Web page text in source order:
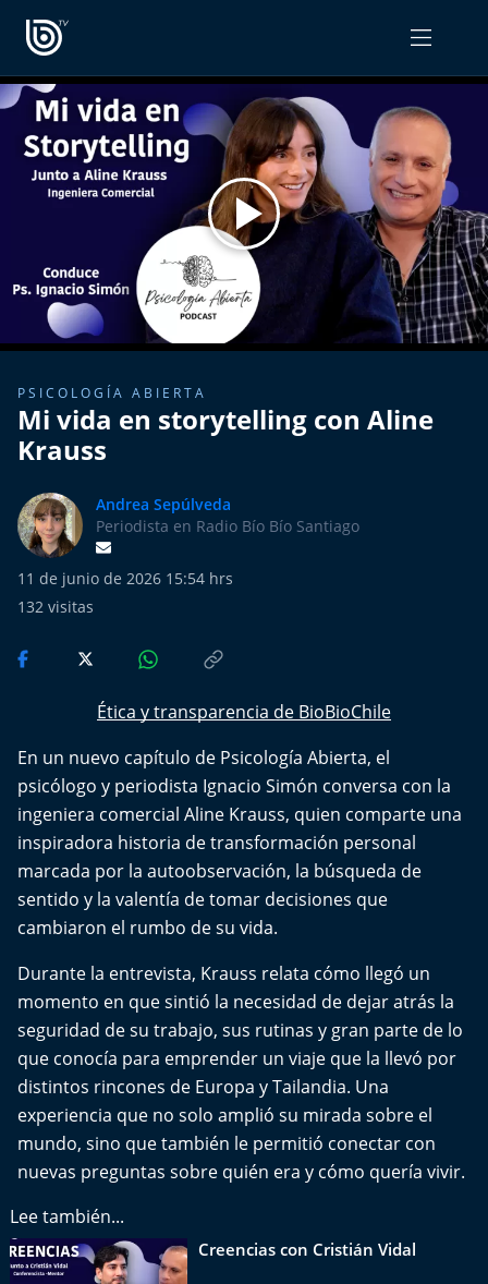
PROGRAMAS
Radiograma
Podría Ser Peor
La Entrevista de Tomás Mosciatti
Entrevistas BioBioTV
Comentarios de Tomás Mosciatti
Más de Ti Podcast
Realizadores
Retropop
De Plato en Plato
Los Inestables
Más de 100 Días
Tu Mereces Ser Feliz
Efemérides
Cultura y Espectáculos
Del Fin del Mundo
Deportes
Conexión Digital
La Ruta del Pulsar
Impacto Tecnológico
OPINIÓN
PODCAST RADIOGRAMA
PSICOLOGÍA ABIERTA
Mi vida en storytelling con Aline
Krauss
Andrea Sepúlveda
Periodista en Radio Bío Bío Santiago
11 de junio de 2026 15:54 hrs
132 visitas
Ética y transparencia de BioBioChile
En un nuevo capítulo de Psicología Abierta, el
psicólogo y periodista Ignacio Simón conversa con la
ingeniera comercial Aline Krauss, quien comparte una
inspiradora historia de transformación personal
marcada por la autoobservación, la búsqueda de
sentido y la valentía de tomar decisiones que
cambiaron el rumbo de su vida.
Durante la entrevista, Krauss relata cómo llegó un
momento en que sintió la necesidad de dejar atrás la
seguridad de su trabajo, sus rutinas y gran parte de lo
que conocía para emprender un viaje que la llevó por
distintos rincones de Europa y Tailandia. Una
experiencia que no solo amplió su mirada sobre el
mundo, sino que también le permitió conectar con
nuevas preguntas sobre quién era y cómo quería vivir.
Lee también...
Creencias con Cristián Vidal